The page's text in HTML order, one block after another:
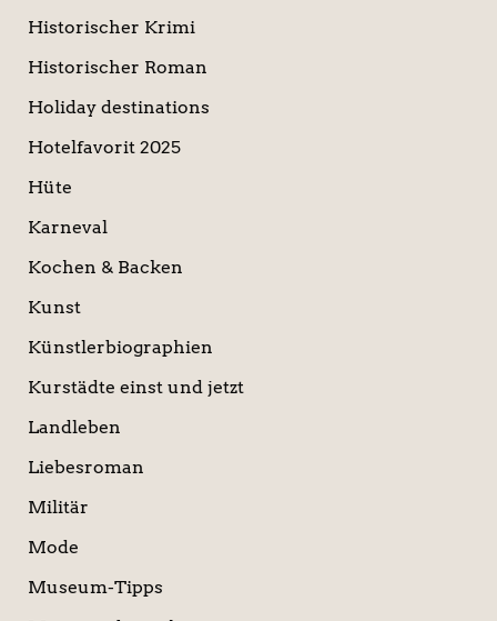
Historischer Krimi
Historischer Roman
Holiday destinations
Hotelfavorit 2025
Hüte
Karneval
Kochen & Backen
Kunst
Künstlerbiographien
Kurstädte einst und jetzt
Landleben
Liebesroman
Militär
Mode
Museum-Tipps